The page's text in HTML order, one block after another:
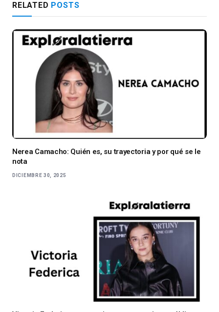
RELATED POSTS
Nerea Camacho: Quién es, su trayectoria y por qué se le
nota
DICIEMBRE 30, 2025